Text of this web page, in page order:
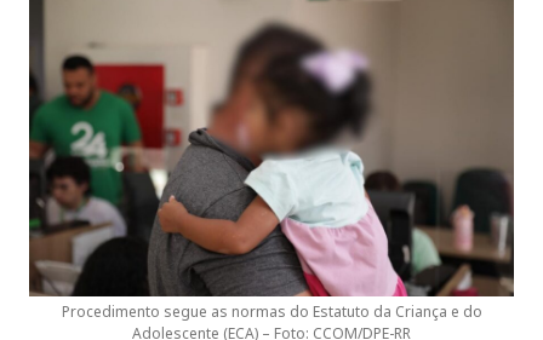
Procedimento segue as normas do Estatuto da Criança e do
Adolescente (ECA) – Foto: CCOM/DPE-RR